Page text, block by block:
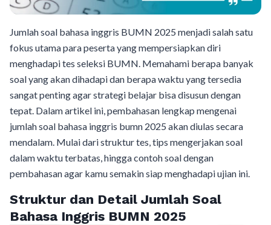
Jumlah soal bahasa inggris BUMN 2025 menjadi salah satu
fokus utama para peserta yang mempersiapkan diri
menghadapi tes seleksi BUMN. Memahami berapa banyak
soal yang akan dihadapi dan berapa waktu yang tersedia
sangat penting agar strategi belajar bisa disusun dengan
tepat. Dalam artikel ini, pembahasan lengkap mengenai
jumlah soal bahasa inggris bumn 2025 akan diulas secara
mendalam. Mulai dari struktur tes, tips mengerjakan soal
dalam waktu terbatas, hingga contoh soal dengan
pembahasan agar kamu semakin siap menghadapi ujian ini.
Struktur dan Detail Jumlah Soal
Bahasa Inggris BUMN 2025